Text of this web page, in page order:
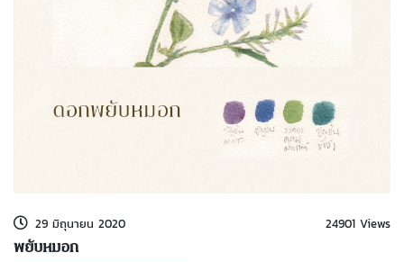
29 มิถุนายน 2020 24901 Views
พยับหมอก